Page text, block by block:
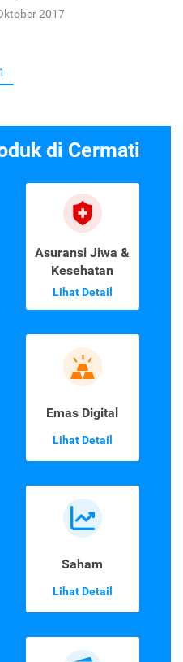
2017
1
di Cermati
Asuransi Jiwa &
Kesehatan
Lihat Detail
Emas Digital
Lihat Detail
Saham
Lihat Detail